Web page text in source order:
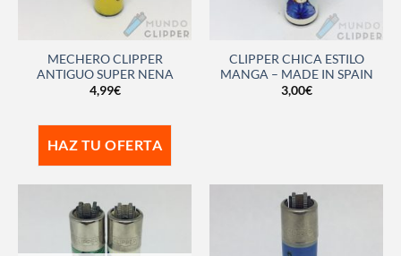
MECHERO CLIPPER
ANTIGUO SUPER NENA
4,99€
HAZ TU OFERTA
CLIPPER CHICA ESTILO
MANGA – MADE IN SPAIN
3,00€